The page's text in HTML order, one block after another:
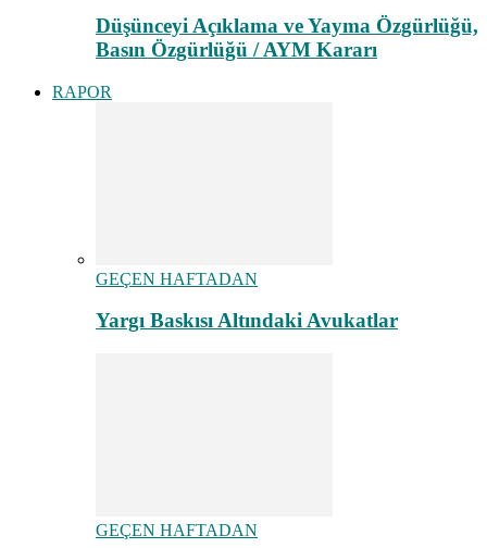
Düşünceyi Açıklama ve Yayma Özgürlüğü,
Basın Özgürlüğü / AYM Kararı
RAPOR
GEÇEN HAFTADAN
Yargı Baskısı Altındaki Avukatlar
GEÇEN HAFTADAN